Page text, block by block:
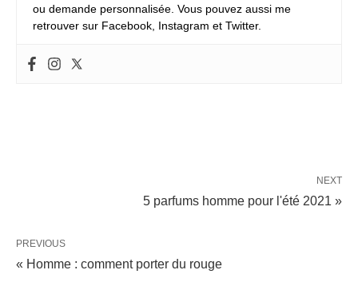
ou demande personnalisée. Vous pouvez aussi me
retrouver sur Facebook, Instagram et Twitter.
NEXT
5 parfums homme pour l'été 2021 »
PREVIOUS
« Homme : comment porter du rouge